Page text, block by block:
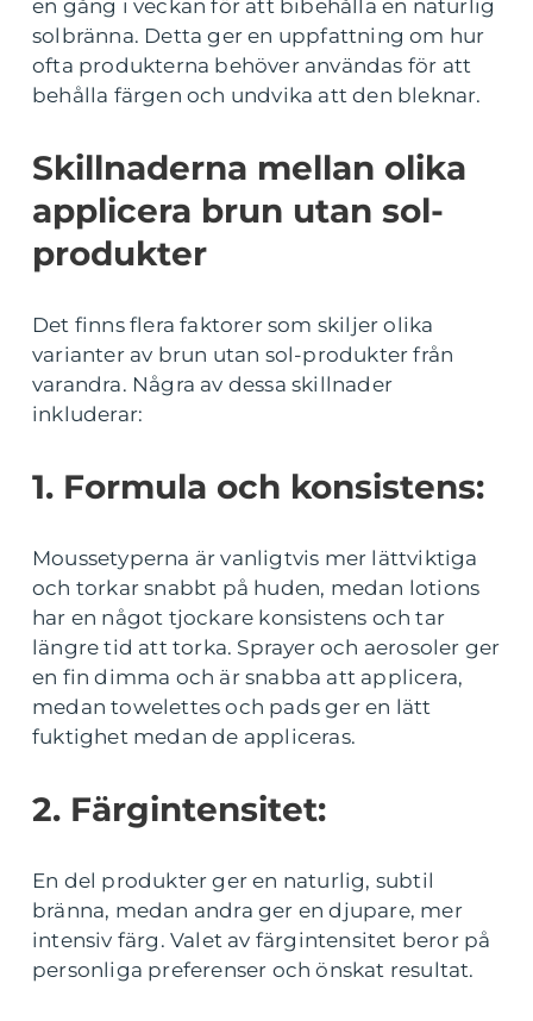
en gång i veckan för att bibehålla en naturlig
solbränna. Detta ger en uppfattning om hur
ofta produkterna behöver användas för att
behålla färgen och undvika att den bleknar.
Skillnaderna mellan olika
applicera brun utan sol-
produkter
Det finns flera faktorer som skiljer olika
varianter av brun utan sol-produkter från
varandra. Några av dessa skillnader
inkluderar:
1. Formula och konsistens:
Moussetyperna är vanligtvis mer lättviktiga
och torkar snabbt på huden, medan lotions
har en något tjockare konsistens och tar
längre tid att torka. Sprayer och aerosoler ger
en fin dimma och är snabba att applicera,
medan towelettes och pads ger en lätt
fuktighet medan de appliceras.
2. Färgintensitet:
En del produkter ger en naturlig, subtil
bränna, medan andra ger en djupare, mer
intensiv färg. Valet av färgintensitet beror på
personliga preferenser och önskat resultat.